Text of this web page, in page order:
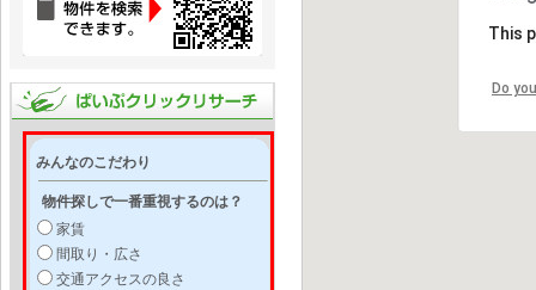
みんなのこだわり
物件探しで一番重視するのは？
家賃
間取り・広さ
交通アクセスの良さ
This
Do